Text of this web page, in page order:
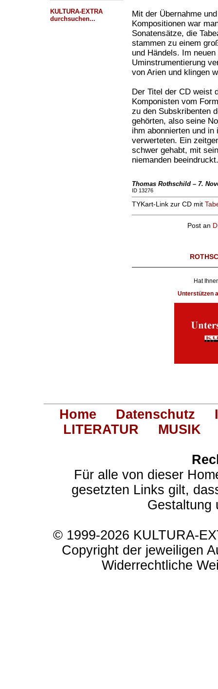
KULTURA-EXTRA
durchsuchen...
Mit der Übernahme
Kompositionen war
Sonatensätze, die
stammen zu einem
und Händels. Im
Uminstrumentierung
von Arien und klingen
Der Titel der CD weist
Komponisten vom
zu den Subskribenten
gehörten, also seine
ihm abonnierten und in
verwerteten. Ein
schwer gehabt, mit
niemanden beeindruckt.
Thomas Rothschild – 7.
ID 13276
TYKart-Link zur CD mit
Post an
Hat
Unterstützen
Home Datenschutz
LITERATUR
MUSIK
Für alle von dieser
gesetzten Links gilt,
Gestaltung
© 1999-2026 KULTURA-
Copyright der jeweiligen
Widerrechtliche